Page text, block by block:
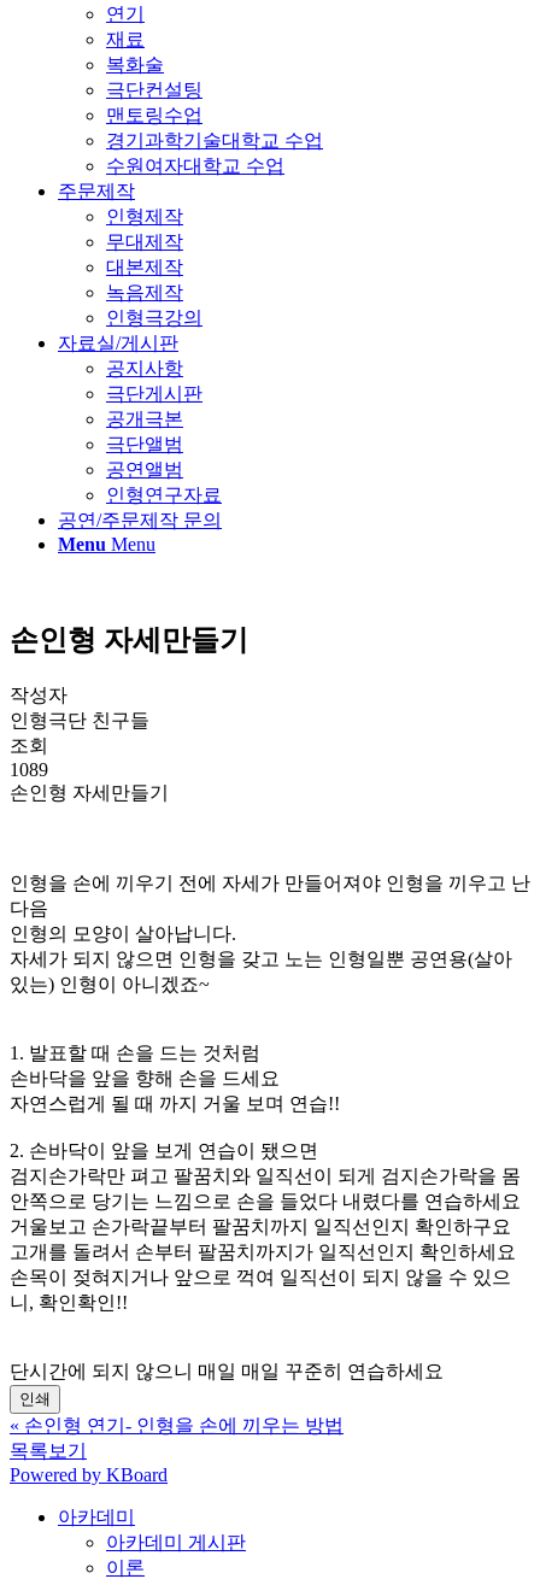
연기
재료
복화술
극단컨설팅
맨토링수업
경기과학기술대학교 수업
수원여자대학교 수업
주문제작
인형제작
무대제작
대본제작
녹음제작
인형극강의
자료실/게시판
공지사항
극단게시판
공개극본
극단앨범
공연앨범
인형연구자료
공연/주문제작 문의
Menu Menu
손인형 자세만들기
작성자
인형극단 친구들
조회
1089
손인형 자세만들기
인형을 손에 끼우기 전에 자세가 만들어져야 인형을 끼우고 난
다음
인형의 모양이 살아납니다.
자세가 되지 않으면 인형을 갖고 노는 인형일뿐 공연용(살아
있는) 인형이 아니겠죠~
1. 발표할 때 손을 드는 것처럼
손바닥을 앞을 향해 손을 드세요
자연스럽게 될 때 까지 거울 보며 연습!!
2. 손바닥이 앞을 보게 연습이 됐으면
검지손가락만 펴고 팔꿈치와 일직선이 되게 검지손가락을 몸
안쪽으로 당기는 느낌으로 손을 들었다 내렸다를 연습하세요
거울보고 손가락끝부터 팔꿈치까지 일직선인지 확인하구요
고개를 돌려서 손부터 팔꿈치까지가 일직선인지 확인하세요
손목이 젖혀지거나 앞으로 꺽여 일직선이 되지 않을 수 있으
니, 확인확인!!
단시간에 되지 않으니 매일 매일 꾸준히 연습하세요
인쇄
« 손인형 연기- 인형을 손에 끼우는 방법
목록보기
Powered by KBoard
아카데미
아카데미 게시판
이론